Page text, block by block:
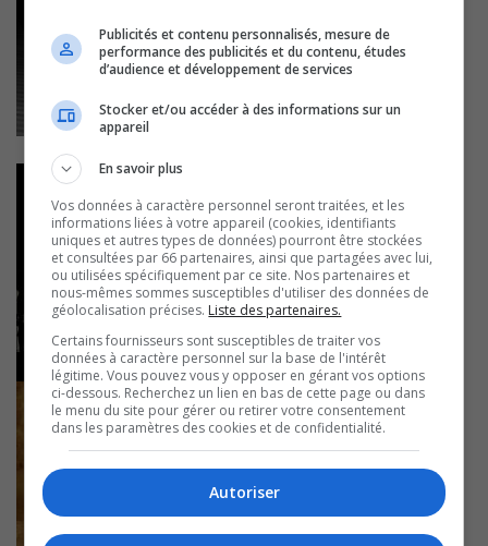
Publicités et contenu personnalisés, mesure de
performance des publicités et du contenu, études
d’audience et développement de services
Stocker et/ou accéder à des informations sur un
appareil
En savoir plus
Vos données à caractère personnel seront traitées, et les
informations liées à votre appareil (cookies, identifiants
uniques et autres types de données) pourront être stockées
et consultées par 66 partenaires, ainsi que partagées avec lui,
ou utilisées spécifiquement par ce site. Nos partenaires et
nous-mêmes sommes susceptibles d'utiliser des données de
géolocalisation précises. Liste des partenaires.
Certains fournisseurs sont susceptibles de traiter vos
données à caractère personnel sur la base de l'intérêt
légitime. Vous pouvez vous y opposer en gérant vos options
ci-dessous. Recherchez un lien en bas de cette page ou dans
le menu du site pour gérer ou retirer votre consentement
dans les paramètres des cookies et de confidentialité.
Autoriser